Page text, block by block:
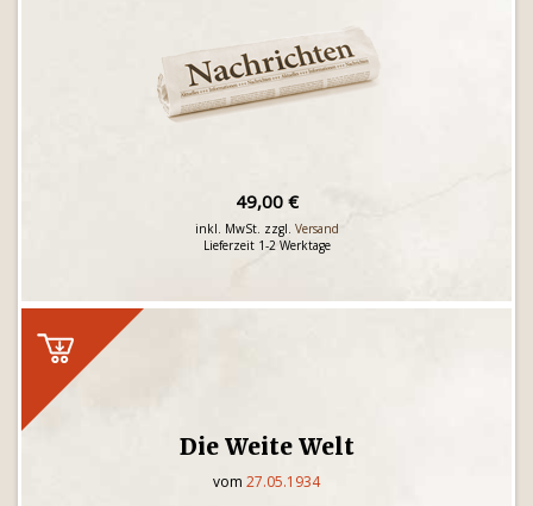
49,00 €
inkl. MwSt. zzgl. Versand
Lieferzeit 1-2 Werktage
Die Weite Welt
vom 27.05.1934